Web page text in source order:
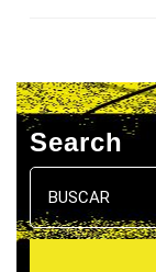
Search
Buscar: